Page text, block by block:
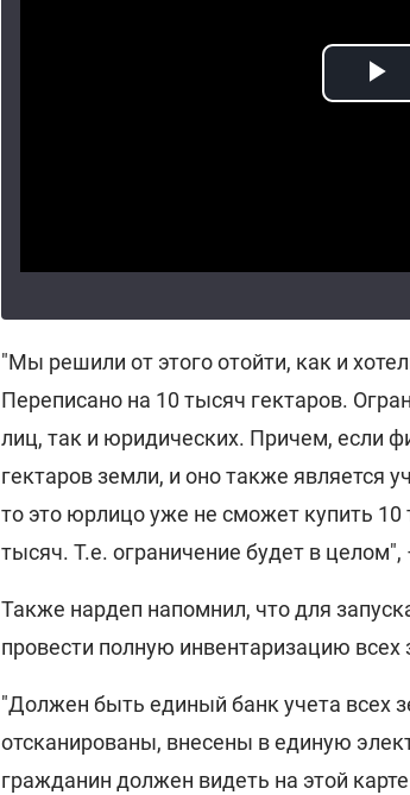
"Мы решили от этого отойти, как и
Переписано на 10 тысяч гектаров.
лиц, так и юридических. Причем, если
гектаров земли, и оно также является
то это юрлицо уже не сможет купить 10
тысяч. Т.е. ограничение будет в
Также нардеп напомнил, что для
провести полную инвентаризацию
"Должен быть единый банк учета всех
отсканированы, внесены в единую
гражданин должен видеть на этой